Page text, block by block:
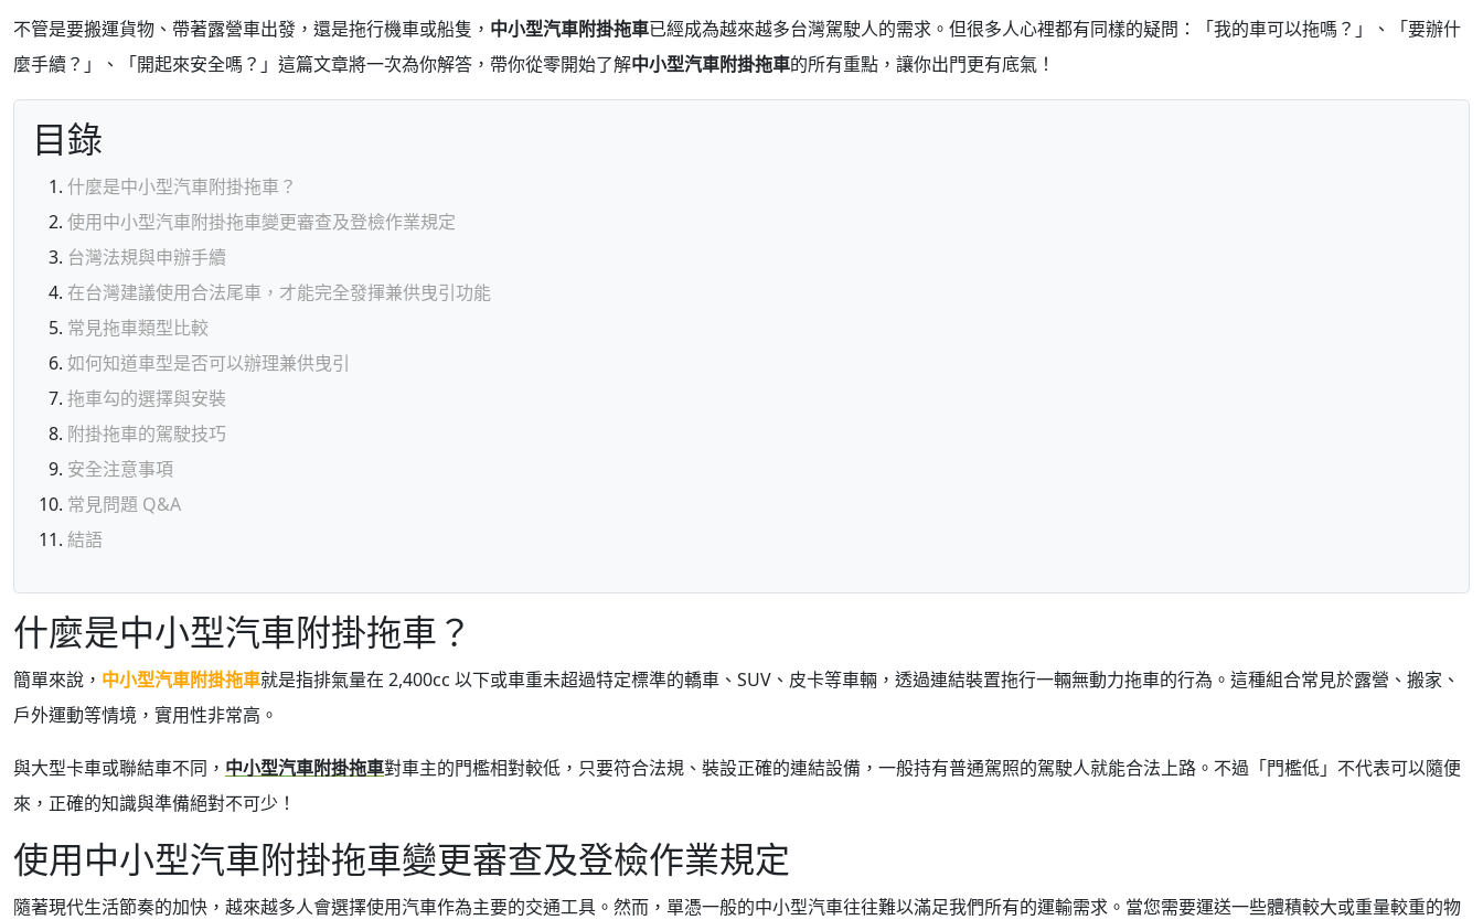
不管是要搬運貨物、帶著露營車出發，還是拖行機車或船隻， 中小型汽車附掛拖車已經成為越來越多台灣駕駛人的需求。但很多人心裡都有同樣的疑問：「我的車可以拖嗎？」、「要辦什
麼手續？」、「開起來安全嗎？」這篇文章將一次為你解答，帶你從零開始了解中小型汽車附掛拖車的所有重點，讓你出門更有底氣！
目錄
什麼是中小型汽車附掛拖車？
使用中小型汽車附掛拖車變更審查及登檢作業規定
台灣法規與申辦手續
在台灣建議使用合法尾車，才能完全發揮兼供曳引功能
常見拖車類型比較
如何知道車型是否可以辦理兼供曳引
拖車勾的選擇與安裝
附掛拖車的駕駛技巧
安全注意事項
常見問題 Q&A
結語
什麼是中小型汽車附掛拖車？
簡單來說， 中小型汽車附掛拖車就是指排氣量在 2,400cc 以下或車重未超過特定標準的轎車、SUV、皮卡等車輛，透過連結裝置拖行一輛無動力拖車的行為。這種組合常見於露營、搬家、
戶外運動等情境，實用性非常高。
與大型卡車或聯結車不同， 中小型汽車附掛拖車對車主的門檻相對較低，只要符合法規、裝設正確的連結設備，一般持有普通駕照的駕駛人就能合法上路。不過「門檻低」不代表可以隨便
來，正確的知識與準備絕對不可少！
使用中小型汽車附掛拖車變更審查及登檢作業規定
隨著現代生活節奏的加快，越來越多人會選擇使用汽車作為主要的交通工具。然而，單憑一般的中小型汽車往往難以滿足我們所有的運輸需求。當您需要運送一些體積較大或重量較重的物